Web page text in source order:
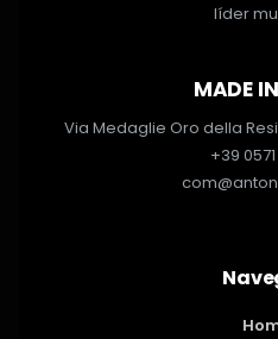
líder
MADE
Via Medaglie Oro della
+39